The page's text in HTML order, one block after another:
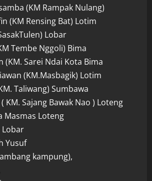
(KM Rampak Nulang)
(KM Rensing Bat) Lotim
Lobar
Tembe Nggoli) Bima
(KM. Sarei Ndai Kota Bima
(KM.Masbagik) Lotim
Taliwang) Sumbawa
KM. Sajang Bawak Nao ) Loteng
Masmas Loteng
Lobar
Yusuf
kampung),